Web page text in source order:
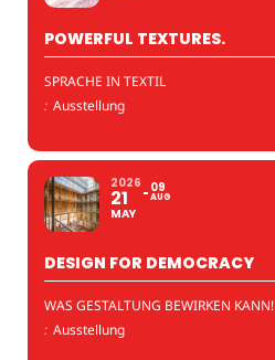
POWERFUL TEXTURES.
SPRACHE IN TEXTIL
: Ausstellung
2026
21
MAY
09
AUG
DESIGN FOR DEMOCRACY
WAS GESTALTUNG BEWIRKEN KANN!
: Ausstellung